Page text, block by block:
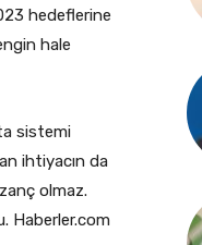
hedeflerine
hale
sistemi
ihtiyacın da
olmaz.
Haberler.com